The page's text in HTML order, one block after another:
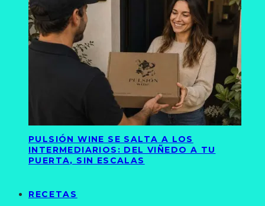
PULSIÓN WINE SE SALTA A LOS
INTERMEDIARIOS: DEL VIÑEDO A TU
PUERTA, SIN ESCALAS
RECETAS